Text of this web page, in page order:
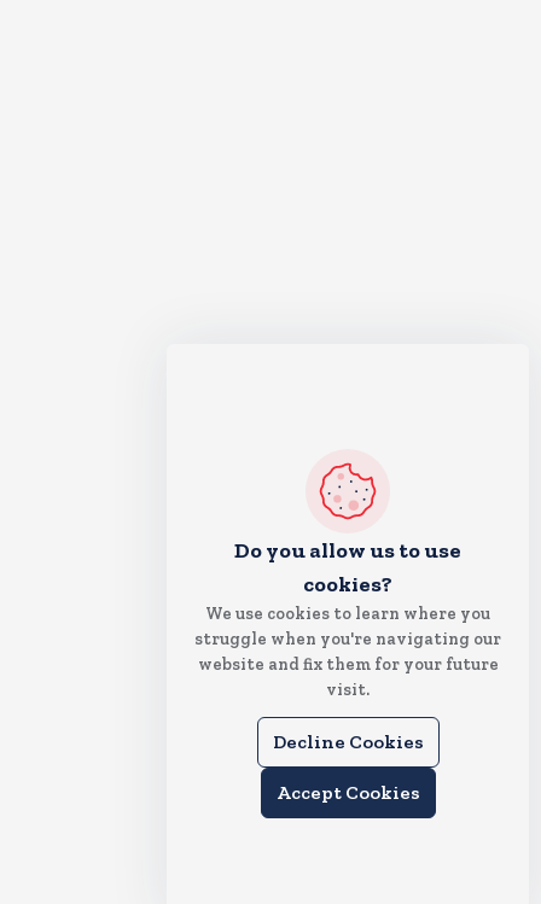
Do you allow us to use
cookies?
We use cookies to learn where you
struggle when you're navigating our
website and fix them for your future
visit.
Decline Cookies
Accept Cookies